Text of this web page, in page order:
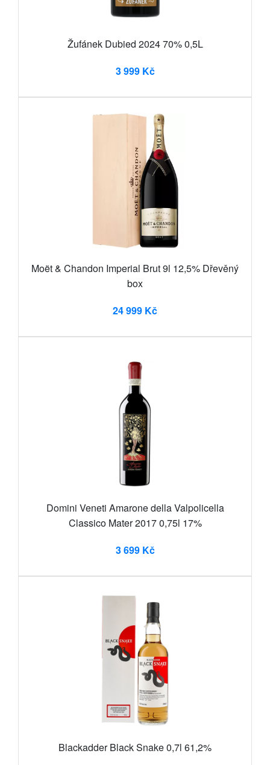
Žufánek Dubied 2024 70% 0,5L
3 999 Kč
Moët & Chandon Imperial Brut 9l 12,5% Dřevěný
box
24 999 Kč
Domini Veneti Amarone della Valpolicella
Classico Mater 2017 0,75l 17%
3 699 Kč
Blackadder Black Snake 0,7l 61,2%